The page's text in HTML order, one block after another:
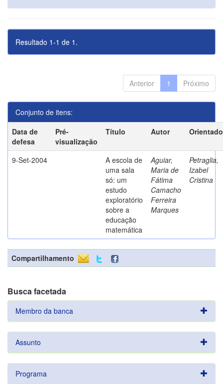
Resultado 1-1 de 1.
Anterior 1 Próximo
Conjunto de itens:
Data de
defesa
Pré-
visualização
Título Autor
9-Set-2004
A escola de
uma sala
só: um
estudo
exploratório
sobre a
educação
matemática
Aguiar,
Maria de
Fátima
Camacho
Ferreira
Marques
Petraglia,
Izabel
Cristina
Compartilhamento
Busca facetada
Membro da banca
Assunto
Programa